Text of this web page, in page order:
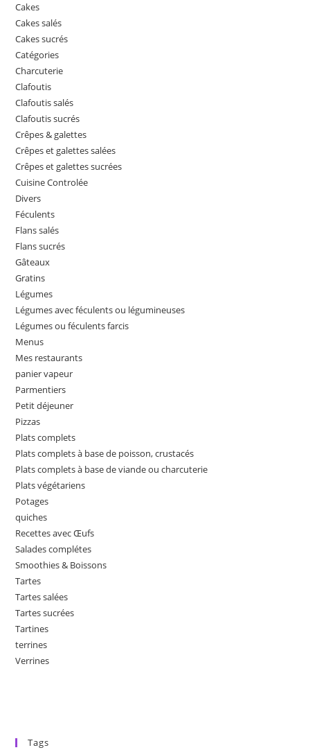
Cakes
Cakes salés
Cakes sucrés
Catégories
Charcuterie
Clafoutis
Clafoutis salés
Clafoutis sucrés
Crêpes & galettes
Crêpes et galettes salées
Crêpes et galettes sucrées
Cuisine Controlée
Divers
Féculents
Flans salés
Flans sucrés
Gâteaux
Gratins
Légumes
Légumes avec féculents ou légumineuses
Légumes ou féculents farcis
Menus
Mes restaurants
panier vapeur
Parmentiers
Petit déjeuner
Pizzas
Plats complets
Plats complets à base de poisson, crustacés
Plats complets à base de viande ou charcuterie
Plats végétariens
Potages
quiches
Recettes avec Œufs
Salades complétes
Smoothies & Boissons
Tartes
Tartes salées
Tartes sucrées
Tartines
terrines
Verrines
Tags